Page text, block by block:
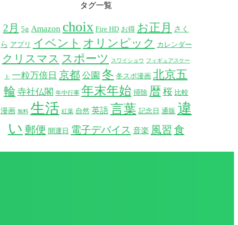
タグ一覧
2月 5g Amazon choix Fire HD お得 お正月
さく
ら アプリ イベント オリンピック カレンダー
クリスマス スポーツ スワイショウ フィギュアスケー
ト 一粒万倍日 京都 公園 冬 冬スポ漫画 北京五
輪 寺社仏閣 年中行事 年末年始 掃除 暦 桜 比較
漫画 無料 生活 紅葉 自然 英語 言葉 記念日 通販 違
い 郵便 開運日 電子デバイス 音楽 風習 食